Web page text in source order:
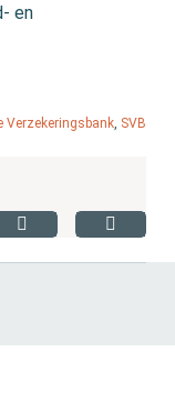
en
Verzekeringsbank, SVB